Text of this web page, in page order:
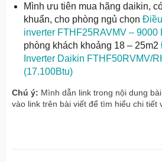
Mình ưu tiên mua hãng daikin,
khuẩn, cho phòng ngủ chọn
inverter FTHF25RAVMV – 9000
phòng khách khoảng 18 – 25m2
Inverter Daikin FTHF50RVMV/
(17.100Btu)
Chú ý: Mình dẫn link trong nội dung
vào link trên bài viết để tìm hiểu chi tiết